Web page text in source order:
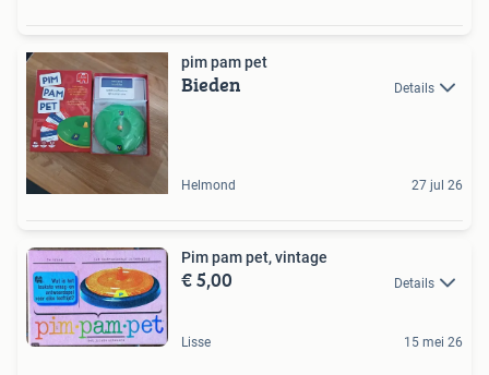
pim pam pet
Bieden Details
Helmond 27 jul 26
Pim pam pet, vintage
€ 5,00 Details
Lisse 15 mei 26